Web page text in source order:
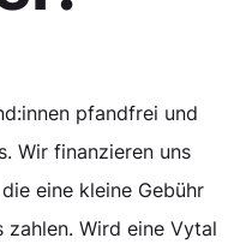
pfandfrei und
Wir finanzieren uns
eine kleine Gebühr
Wird eine Vytal